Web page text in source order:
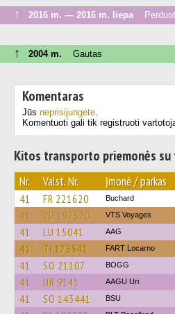
↑ 2016 m. — 2016 m. liepa
↑ 2004 m. Gautas
Komentaras
Jūs neprisijungėte.
Komentuoti gali tik registruoti
Kitos transporto priemonės su
Nr. Valst. Nr. Įmonė / parkas
41 FR 221620 Buchard
41 VD 197570 VTS Voyages
41 LU 15041 AAG
41 TI 173541 FART Locarno
41 SO 21107 BOGG
41 UR 9141 AAGU Uri
41 SO 143441 BSU